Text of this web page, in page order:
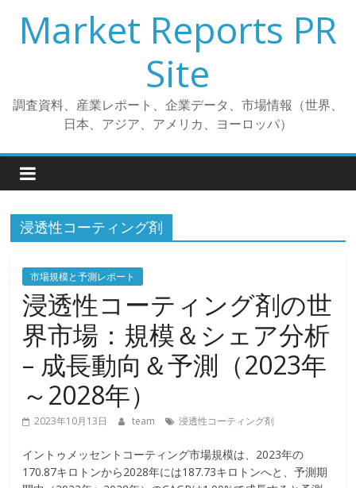
プ
Market Reports PR
Site
調査資料、産業レポート、企業データ、市場情報（世界、
日本、アジア、アメリカ、ヨーロッパ）
浸透性コーティング剤
市場規模と予測レポート
浸透性コーティング剤の世
界市場：規模＆シェア分析
– 成長動向＆予測（2023年
～2028年）
2023年10月13日 team 浸透性コーティング剤
イントゥメッセントコーティング市場規模は、2023年の
170.87キロトンから2028年には187.73キロトンへと、予測期